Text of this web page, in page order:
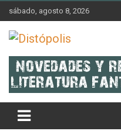
content
sábado, agosto 8, 2026
Distópolis